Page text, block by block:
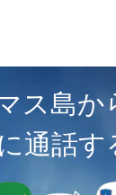
ス島か
通話す